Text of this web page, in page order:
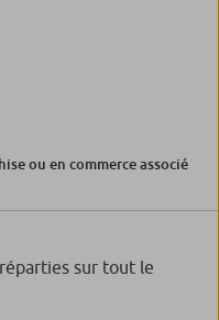
ou en commerce associé
sur tout le